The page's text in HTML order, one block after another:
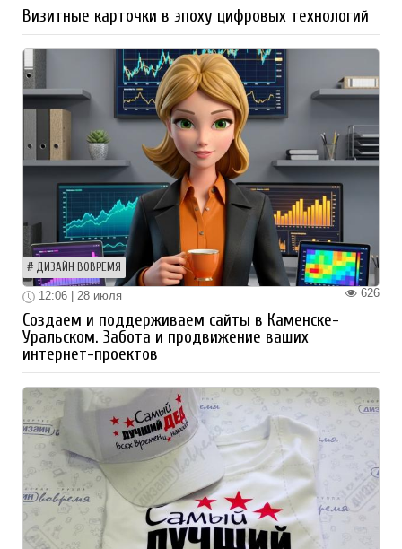
Визитные карточки в эпоху цифровых технологий
ДИЗАЙН ВОВРЕМЯ
626
12:06 | 28 июля
Создаем и поддерживаем сайты в Каменске-
Уральском. Забота и продвижение ваших
интернет-проектов